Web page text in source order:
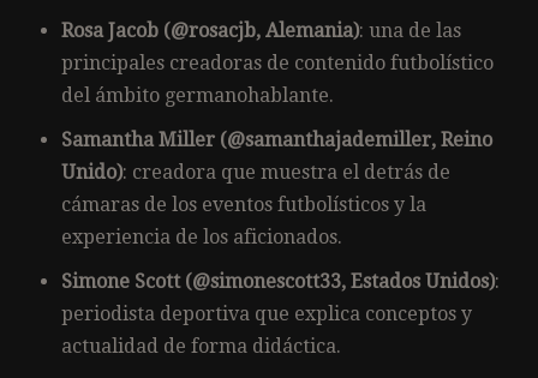
Rosa Jacob (@rosacjb, Alemania): una de las
principales creadoras de contenido futbolístico
del ámbito germanohablante.
Samantha Miller (@samanthajademiller, Reino
Unido): creadora que muestra el detrás de
cámaras de los eventos futbolísticos y la
experiencia de los aficionados.
Simone Scott (@simonescott33, Estados Unidos):
periodista deportiva que explica conceptos y
actualidad de forma didáctica.